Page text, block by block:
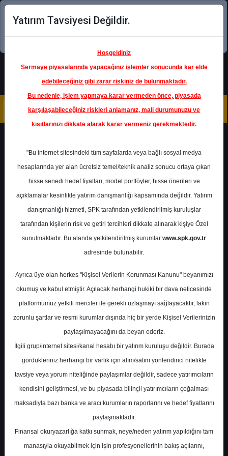
Şimdi uygulamayı indirin!
ISCTR- TÜRKİYE İŞ BANKASI
A.Ş.
Hedef Fiyat 12.83 ₺
Getiri
%0.00
0
Get.
0
Cuma, 17 Kasım 2023
En Yüksek Tahmin 23,36 ₺
Ortalama Fiyat Tahmini 19,32 ₺
Ortalama Getiri Potansiyeli %56.68
Yatırım Tavsiyesi Değildir.
Hoşgeldiniz
Sermaye piyasalarında yapacağınız işlemler sonucunda kar elde
edebileceğiniz gibi zarar riskiniz de bulunmaktadır.
Bu nedenle, işlem yapmaya karar vermeden önce, piyasada
karşılaşabileceğiniz riskleri anlamanız, mali durumunuzu ve
kısıtlarınızı dikkate alarak karar vermeniz gerekmektedir.
"Bu internet sitesindeki tüm sayfalarda veya bağlı sosyal medya
hesaplarında yer alan ücretsiz temel/teknik analiz sonucu ortaya çıkan
hisse senedi hedef fiyatları, model portföyler, hisse önerileri ve
açıklamalar kesinlikle yatırım danışmanlığı kapsamında değildir. Yatırım
danışmanlığı hizmeti, SPK tarafından yetkilendirilmiş kuruluşlar
tarafından kişilerin risk ve getiri tercihleri dikkate alınarak kişiye Özel
sunulmaktadır. Bu alanda yetkilendirilmiş kurumlar www.spk.gov.tr
adresinde bulunabilir.
Ayrıca üye olan herkes "Kişisel Verilerin Korunması Kanunu" beyanımızı
okumuş ve kabul etmiştir. Açılacak herhangi hukiki bir dava neticesinde
platformumuz yetkili merciler ile gerekli uzlaşmayı sağlayacaktır, lakin
zorunlu şartlar ve resmi kurumlar dışında hiç bir yerde Kişisel Verilerinizin
paylaşılmayacağını da beyan ederiz.
İlgili grup/internet sitesi/kanal hesabı bir yatırım kuruluşu değildir. Burada
gördükleriniz herhangi bir varlık için alım/satım yönlendirici nitelikte
tavsiye veya yorum niteliğinde paylaşımlar değildir, sadece yatırımcıların
kendisini geliştirmesi, ve bu piyasada bilinçli yatırımcıların çoğalması
maksadıyla bazı banka ve aracı kurumların raporlarını ve hedef fiyatlarını
paylaşmaktadır.
Finansal okuryazarlığa katkı sunmak, neye/neden yatırım yapıldığını tam
manasıyla okuyabilmek için işin profesyonellerinin bakış açılarını,